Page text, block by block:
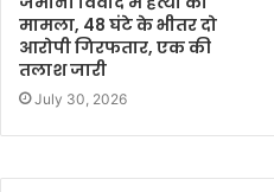
मामला, 48 घंटे के भीतर दो
आरोपी गिरफतार, एक की
तलाश जारी
July 30, 2026